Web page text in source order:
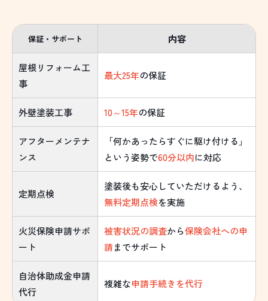
保証・サポート 内容
屋根リフォーム工
事
最大25年の保証
外壁塗装工事 10～15年の保証
アフターメンテナ
ンス
「何かあったらすぐに駆け付ける」
という姿勢で60分以内に対応
定期点検
塗装後も安心していただけるよう、
無料定期点検を実施
火災保険申請サポ
ート
被害状況の調査から保険会社への申
請までサポート
自治体助成金申請
代行
複雑な申請手続きを代行